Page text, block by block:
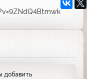
добавить